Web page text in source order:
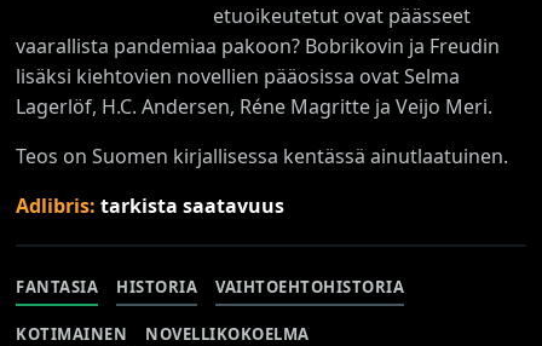
etuoikeutetut ovat päässeet
vaarallista pandemiaa pakoon? Bobrikovin ja Freudin
lisäksi kiehtovien novellien pääosissa ovat Selma
Lagerlöf, H.C. Andersen, Réne Magritte ja Veijo Meri.
Teos on Suomen kirjallisessa kentässä ainutlaatuinen.
Adlibris:tarkista saatavuus
FANTASIA HISTORIA VAIHTOEHTOHISTORIA
KOTIMAINEN NOVELLIKOKOELMA